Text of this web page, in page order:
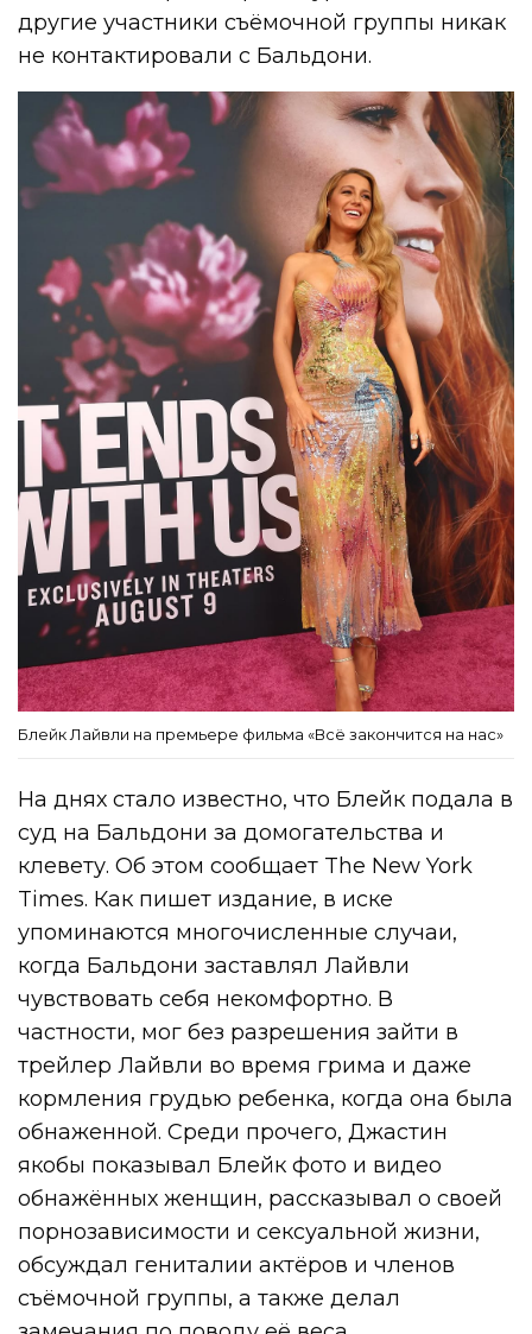
другие участники съёмочной группы никак
не контактировали с Бальдони.
Блейк Лайвли на премьере фильма «Всё закончится на нас»
На днях стало известно, что Блейк подала в
суд на Бальдони за домогательства и
клевету. Об этом сообщает The New York
Times. Как пишет издание, в иске
упоминаются многочисленные случаи,
когда Бальдони заставлял Лайвли
чувствовать себя некомфортно. В
частности, мог без разрешения зайти в
трейлер Лайвли во время грима и даже
кормления грудью ребенка, когда она была
обнаженной. Среди прочего, Джастин
якобы показывал Блейк фото и видео
обнажённых женщин, рассказывал о своей
порнозависимости и сексуальной жизни,
обсуждал гениталии актёров и членов
съёмочной группы, а также делал